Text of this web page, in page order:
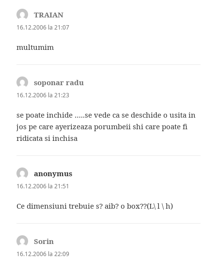
TRAIAN
16.12.2006 la 21:07
multumim
soponar radu
16.12.2006 la 21:23
se poate inchide …..se vede ca se deschide o usita in
jos pe care ayerizeaza porumbeii shi care poate fi
ridicata si inchisa
anonymus
16.12.2006 la 21:51
Ce dimensiuni trebuie s? aib? o box??(L\ l \ h)
Sorin
16.12.2006 la 22:09